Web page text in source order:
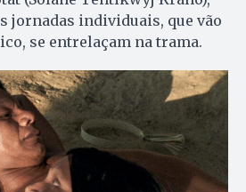
jornadas individuais, que vão
se entrelaçam na trama.